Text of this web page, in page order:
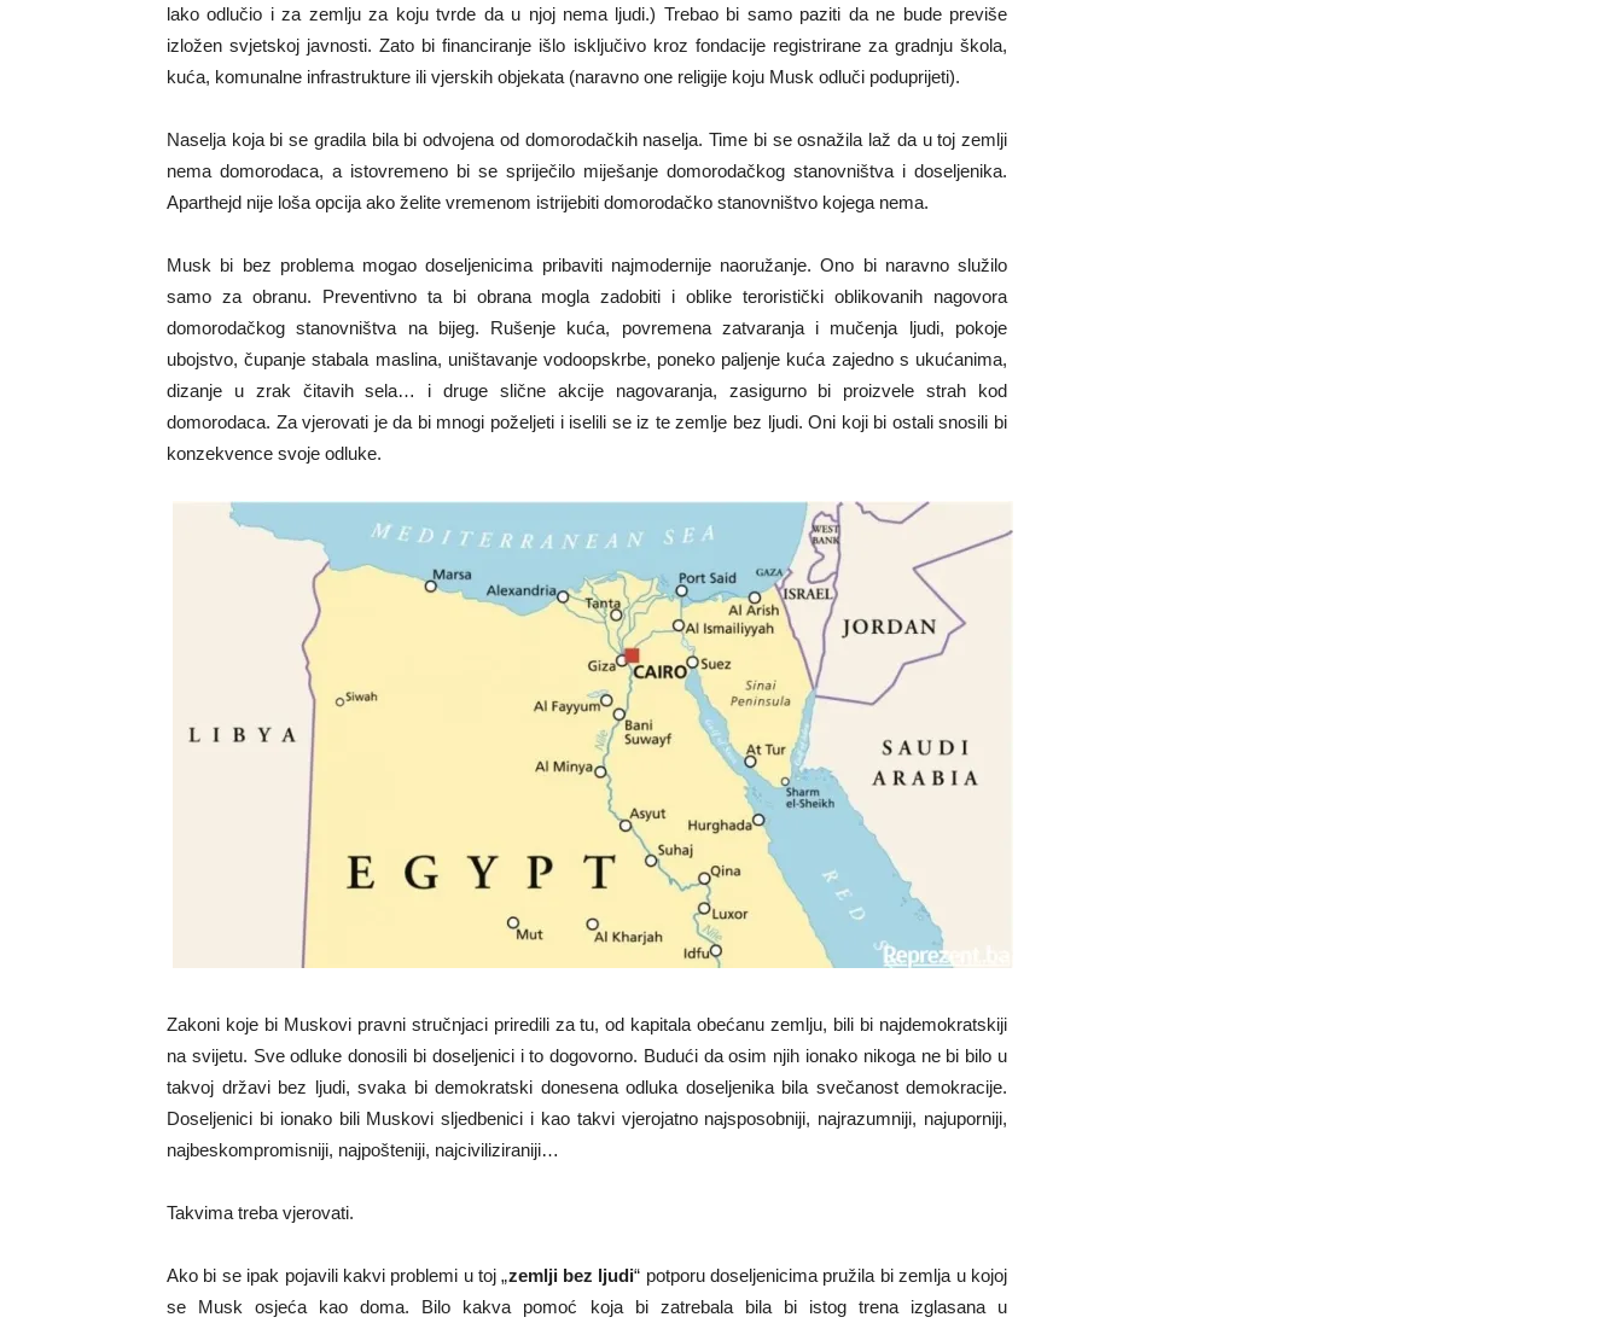
lako odlučio i za zemlju za koju tvrde da u njoj nema ljudi.) Trebao bi samo paziti da ne bude previše
izložen svjetskoj javnosti. Zato bi financiranje išlo isključivo kroz fondacije registrirane za gradnju škola,
kuća, komunalne infrastrukture ili vjerskih objekata (naravno one religije koju Musk odluči poduprijeti).
Naselja koja bi se gradila bila bi odvojena od domorodačkih naselja. Time bi se osnažila laž da u toj zemlji
nema domorodaca, a istovremeno bi se spriječilo miješanje domorodačkog stanovništva i doseljenika.
Aparthejd nije loša opcija ako želite vremenom istrijebiti domorodačko stanovništvo kojega nema.
Musk bi bez problema mogao doseljenicima pribaviti najmodernije naoružanje. Ono bi naravno služilo
samo za obranu. Preventivno ta bi obrana mogla zadobiti i oblike teroristički oblikovanih nagovora
domorodačkog stanovništva na bijeg. Rušenje kuća, povremena zatvaranja i mučenja ljudi, pokoje
ubojstvo, čupanje stabala maslina, uništavanje vodoopskrbe, poneko paljenje kuća zajedno s ukućanima,
dizanje u zrak čitavih sela… i druge slične akcije nagovaranja, zasigurno bi proizvele strah kod
domorodaca. Za vjerovati je da bi mnogi poželjeti i iselili se iz te zemlje bez ljudi. Oni koji bi ostali snosili bi
konzekvence svoje odluke.
Zakoni koje bi Muskovi pravni stručnjaci priredili za tu, od kapitala obećanu zemlju, bili bi najdemokratskiji
na svijetu. Sve odluke donosili bi doseljenici i to dogovorno. Budući da osim njih ionako nikoga ne bi bilo u
takvoj državi bez ljudi, svaka bi demokratski donesena odluka doseljenika bila svečanost demokracije.
Doseljenici bi ionako bili Muskovi sljedbenici i kao takvi vjerojatno najsposobniji, najrazumniji, najuporniji,
najbeskompromisniji, najpošteniji, najciviliziraniji…
Takvima treba vjerovati.
Ako bi se ipak pojavili kakvi problemi u toj „zemlji bez ljudi“ potporu doseljenicima pružila bi zemlja u kojoj
se Musk osjeća kao doma. Bilo kakva pomoć koja bi zatrebala bila bi istog trena izglasana u